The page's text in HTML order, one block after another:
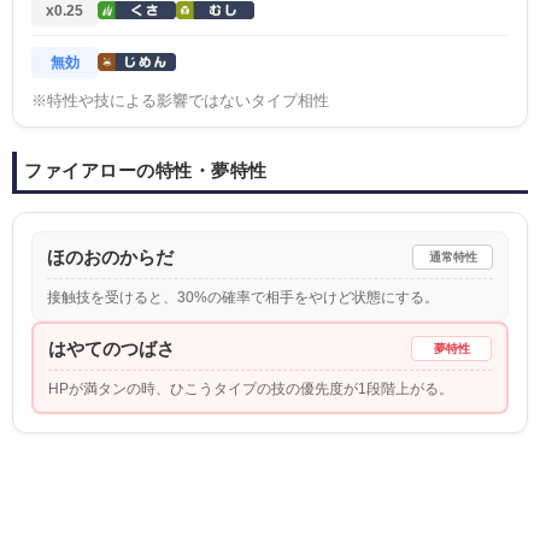
x0.25
無効
※特性や技による影響ではないタイプ相性
ファイアローの特性・夢特性
ほのおのからだ 通常特性
接触技を受けると、30%の確率で相手をやけど状態にする。
はやてのつばさ 夢特性
HPが満タンの時、ひこうタイプの技の優先度が1段階上がる。